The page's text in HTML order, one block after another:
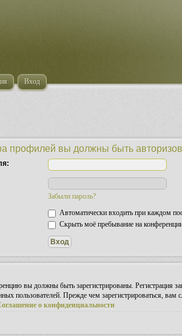
Вход
профилей вы должны быть
Забыли пароль?
Автоматически входить при каждом
Скрыть моё пребывание на
вы должны быть зарегистрированы. Регистрация
пользователей. Прежде чем зарегистрироваться,
о конфиденциальности